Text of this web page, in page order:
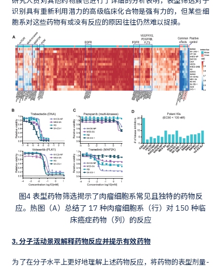
识别具有重新利用潜力的高级临床化合物是强有力的，但某些细
胞系对这些药物有或没有反应的原因往往仍然难以捉摸。
图4 表型药物筛选揭示了肉瘤细胞系常见且独特的药物反
应。热图（A）总结了 17 种肉瘤细胞系（行）对 150 种临
床癌症药物（列）的反应
3. 分子活动景观解释药物反应并提示有效药物
为了在分子水平上更好地理解上述药物反应，将药物的表型剂量-